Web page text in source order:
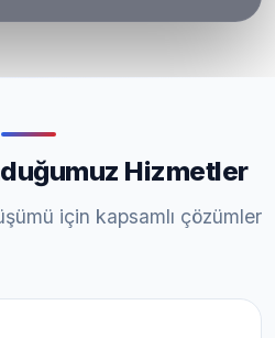
Hizmetler
için kapsamlı çözümler